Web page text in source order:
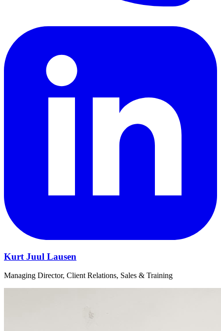
Kurt Juul Lausen
Managing Director, Client Relations, Sales & Training